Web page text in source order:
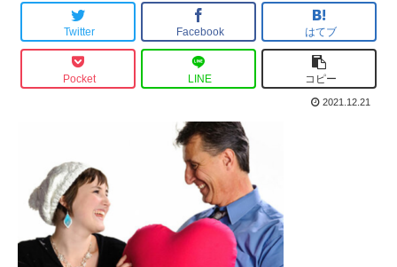
Twitter Facebook はてブ
Pocket LINE コピー
2021.12.21